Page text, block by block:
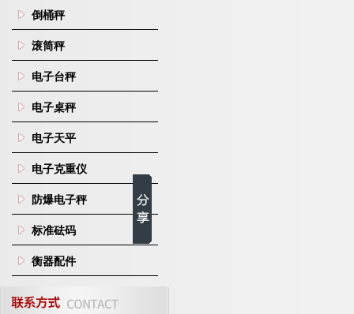
倒桶秤
滚筒秤
电子台秤
电子桌秤
电子天平
电子克重仪
防爆电子秤
标准砝码
衡器配件